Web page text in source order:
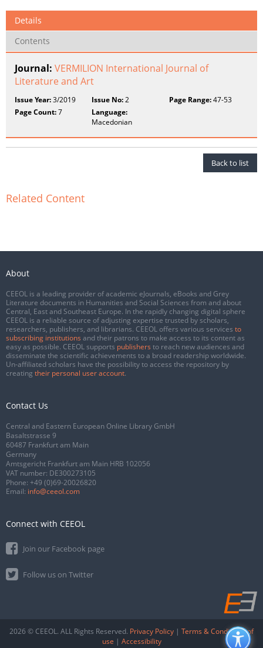
Details
Contents
Journal: VERMILION International Journal of
Literature and Art
Issue Year:3/2019 Issue No:2 Page Range:47-53
Page Count:7
Language:
Macedonian
Back to list
Related Content
About
CEEOL is a leading provider of academic eJournals, eBooks and Grey
Literature documents in Humanities and Social Sciences from and about
Central, East and Southeast Europe. In the rapidly changing digital sphere
CEEOL is a reliable source of adjusting expertise trusted by scholars,
researchers, publishers, and librarians. CEEOL offers various services to
subscribing institutions and their patrons to make access to its content as
easy as possible. CEEOL supports publishers to reach new audiences and
disseminate the scientific achievements to a broad readership worldwide.
Un-affiliated scholars have the possibility to access the repository by
creating their personal user account.
Contact Us
Central and Eastern European Online Library GmbH
Basaltstrasse 9
60487 Frankfurt am Main
Germany
Amtsgericht Frankfurt am Main HRB 102056
VAT number: DE300273105
Phone: +49 (0)69-20026820
Email: info@ceeol.com
Connect with CEEOL
Join our Facebook page
Follow us on Twitter
2026 © CEEOL. ALL Rights Reserved. Privacy Policy | Terms & Conditions of
use | Accessibility